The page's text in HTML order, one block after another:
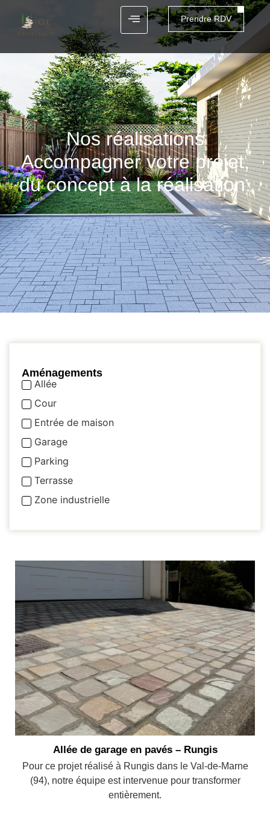
Prendre RDV
Nos réalisations
Accompagner votre projet,
du concept à la réalisation.
Aménagements
Allée
Cour
Entrée de maison
Garage
Parking
Terrasse
Zone industrielle
Allée de garage en pavés – Rungis
Pour ce projet réalisé à Rungis dans le Val-de-Marne
(94), notre équipe est intervenue pour transformer
entièrement.